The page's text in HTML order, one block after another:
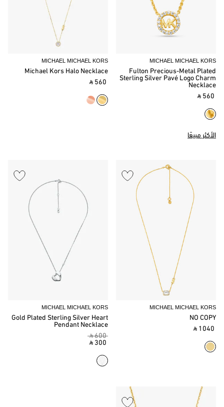
MICHAEL MICHAEL KORS
Fulton Precious-Metal Plated
Sterling Silver Pavé Logo Charm
Necklace
‎ ⃁ 560 ‎
الأكثر مبيعًا
MICHAEL MICHAEL KORS
Michael Kors Halo Necklace
‎ ⃁ 560 ‎
MICHAEL MICHAEL KORS
NO COPY
‎ ⃁ 1040 ‎
MICHAEL MICHAEL KORS
Gold Plated Sterling Silver Heart
Pendant Necklace
‎ ⃁ 600 ‎
‎ ⃁ 300 ‎